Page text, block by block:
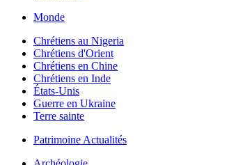
Monde
Chrétiens au Nigeria
Chrétiens d'Orient
Chrétiens en Chine
Chrétiens en Inde
États-Unis
Guerre en Ukraine
Terre sainte
Patrimoine Actualités